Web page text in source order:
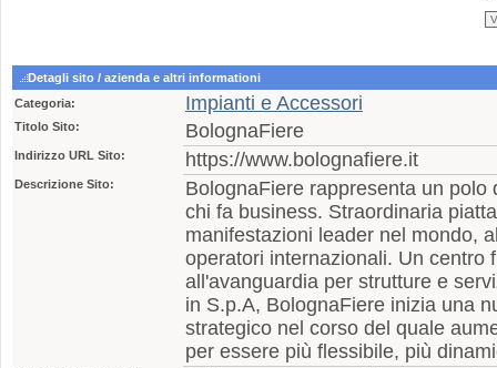
Detagli sito / azienda e altri informationi
Categoria:
Impianti e Accessori
Titolo Sito: BolognaFiere
Indirizzo URL Sito: https://www.bolognafiere.it
Descrizione Sito:
BolognaFiere rappresenta un polo
chi fa business. Straordinaria
manifestazioni leader nel mondo,
operatori internazionali. Un centro
all'avanguardia per strutture e
in S.p.A, BolognaFiere inizia una
strategico nel corso del quale
per essere più flessibile, più